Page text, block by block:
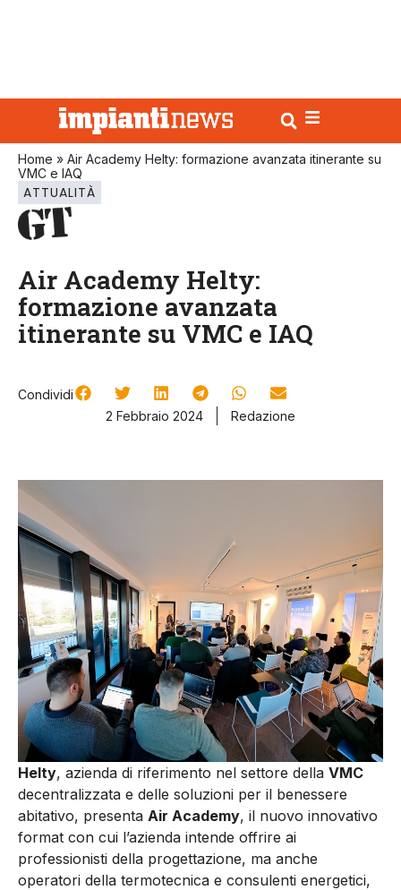
Home » Air Academy Helty: formazione avanzata itinerante su
VMC e IAQ
ATTUALITÀ
Air Academy Helty:
formazione avanzata
itinerante su VMC e IAQ
Condividi
2 Febbraio 2024
Redazione
Helty, azienda di riferimento nel settore della VMC
decentralizzata e delle soluzioni per il benessere
abitativo, presenta Air Academy, il nuovo innovativo
format con cui l’azienda intende offrire ai
professionisti della progettazione, ma anche
operatori della termotecnica e consulenti energetici,